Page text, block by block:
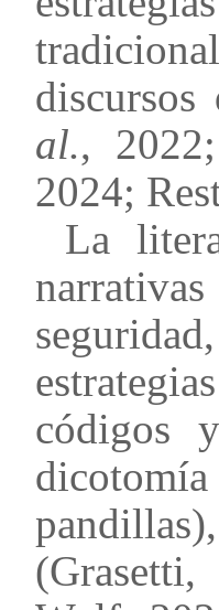
al.,
2024;
La
códigos